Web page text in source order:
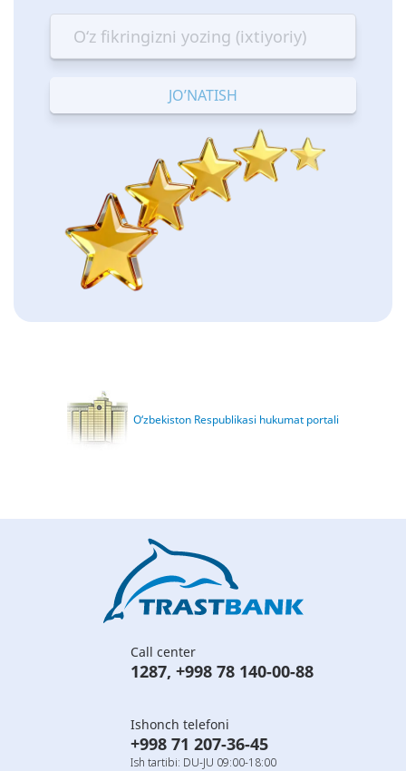
star
Terrible
stars
—
Bad
stars
—
OK
stars
—
Good
stars
—
Excellent
O‘zbekiston Respublikasi hukumat portali
Call center
1287, +998 78 140-00-88
Ishonch telefoni
+998 71 207-36-45
Ish tartibi: DU-JU 09:00-18:00